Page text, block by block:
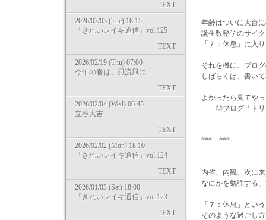
TEXT
2026/03/03 (Tue) 18:15
「きれいレイキ通信」vol.125
TEXT
2026/02/19 (Thu) 07:00
今年の春は、風流風に
TEXT
2026/02/04 (Wed) 06:45
立春大吉
TEXT
2026/02/02 (Mon) 18:10
「きれいレイキ通信」vol.124
TEXT
2026/01/03 (Sat) 18:00
「きれいレイキ通信」vol.123
TEXT
年齢はついに大台
誕生数秘学のサイ
「７：休息」に入
それを機に、ブロ
しばらくは、書い
よかったら見てや
◎ブログ「トリニ
*** ***
内省、内観、次に
なにかを勉強する
「７：休息」とい
そのような過ごし